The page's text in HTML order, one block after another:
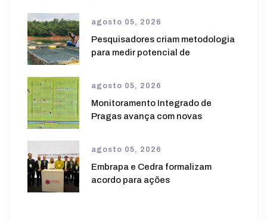
agosto 05, 2026
Pesquisadores criam metodologia
para medir potencial de
agosto 05, 2026
Monitoramento Integrado de
Pragas avança com novas
agosto 05, 2026
Embrapa e Cedra formalizam
acordo para ações